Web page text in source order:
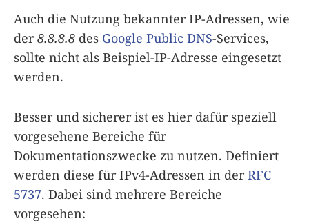
Auch die Nutzung bekannter IP-Adressen, wie
der8.8.8.8 des Google Public DNS-Services,
sollte nicht als Beispiel-IP-Adresse eingesetzt
werden.
Besser und sicherer ist es hier dafür speziell
vorgesehene Bereiche für
Dokumentationszwecke zu nutzen. Definiert
werden diese für IPv4-Adressen in derRFC
5737. Dabei sind mehrere Bereiche
vorgesehen: